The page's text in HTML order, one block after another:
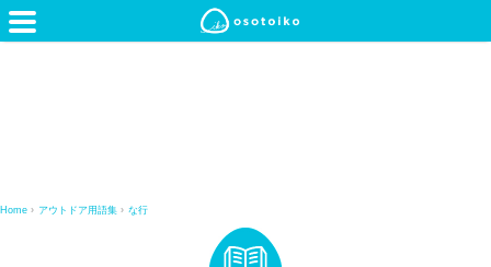
Home › アウトドア用語集 › な行